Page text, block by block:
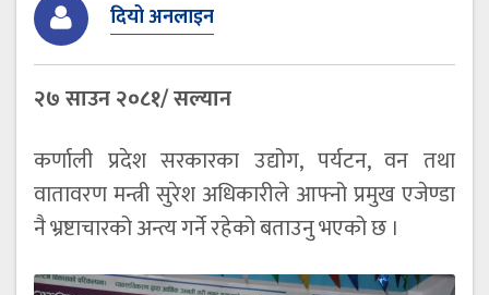
दियो अनलाइन
२७ साउन २०८१/ सल्यान
कर्णाली प्रदेश सरकारका उद्योग, पर्यटन, वन तथा
वातावरण मन्त्री सुरेश अधिकारीले आफ्नो प्रमुख एजेण्डा
नै भ्रष्टाचारको अन्त्य गर्ने रहेको बताउनु भएको छ ।